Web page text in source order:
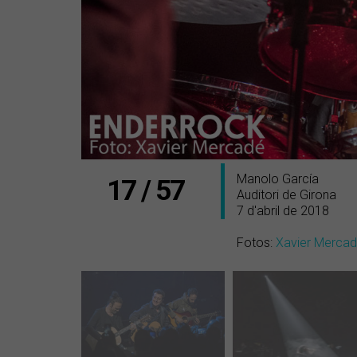
17 / 57
Manolo García
Auditori de Girona
7 d'abril de 2018
Fotos: Xavier